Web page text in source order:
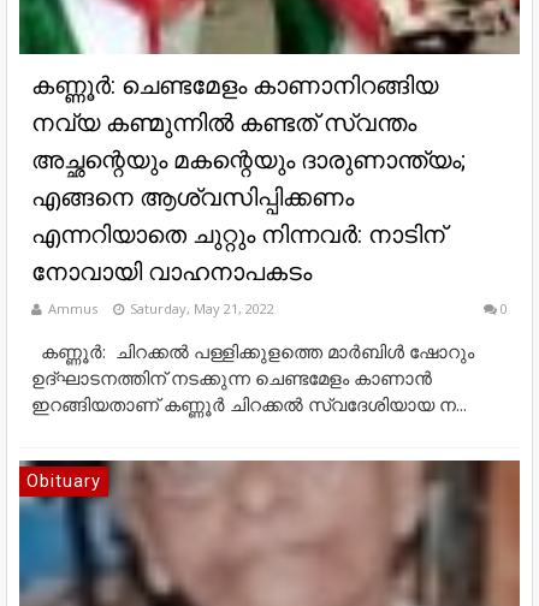
കണ്ണൂര്‍: ചെണ്ടമേളം കാണാനിറങ്ങിയ
നവ്യ കണ്മുന്നിൽ കണ്ടത് സ്വന്തം
അച്ഛന്റെയും മകന്റെയും ദാരുണാന്ത്യം;
എങ്ങനെ ആശ്വസിപ്പിക്കണം
എന്നറിയാതെ ചുറ്റും നിന്നവർ: നാടിന്
നോവായി വാഹനാപകടം
Ammus Saturday, May 21, 2022 0
കണ്ണൂര്‍: ചിറക്കല്‍ പള്ളിക്കുളത്തെ മാര്‍ബിള്‍ ഷോറും
ഉദ്ഘാടനത്തിന് നടക്കുന്ന ചെണ്ടമേളം കാണാന്‍
ഇറങ്ങിയതാണ് കണ്ണൂര്‍ ചിറക്കല്‍ സ്വദേശിയായ ന...
Obituary